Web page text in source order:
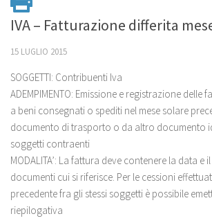
IVA – Fatturazione differita
15 LUGLIO 2015
SOGGETTI: Contribuenti Iva
ADEMPIMENTO: Emissione e registrazione delle
a beni consegnati o spediti nel mese solare
documento di trasporto o da altro documento
soggetti contraenti
MODALITA’: La fattura deve contenere la data e
documenti cui si riferisce. Per le cessioni
precedente fra gli stessi soggetti è possibile
riepilogativa